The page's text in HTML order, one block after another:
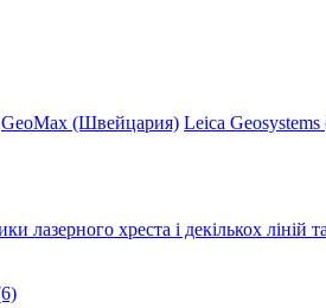
GeoMax (Швейцария) Leica
лазерного хреста і декількох ліній